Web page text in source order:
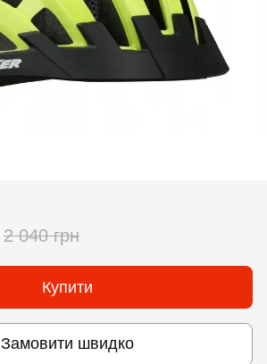
2 040 грн
Купити
Замовити швидко